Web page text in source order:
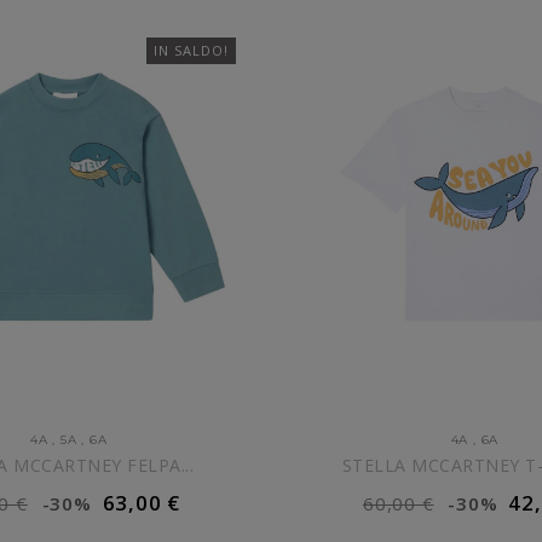
IN SALDO!
4A , 5A , 6A
MCCARTNEY FELPA...
€ -30% 63,00 €
AL CARRELLO
4A , 6A
STELLA MCCARTNEY
60,00 € -30%
AGGIUNGI AL